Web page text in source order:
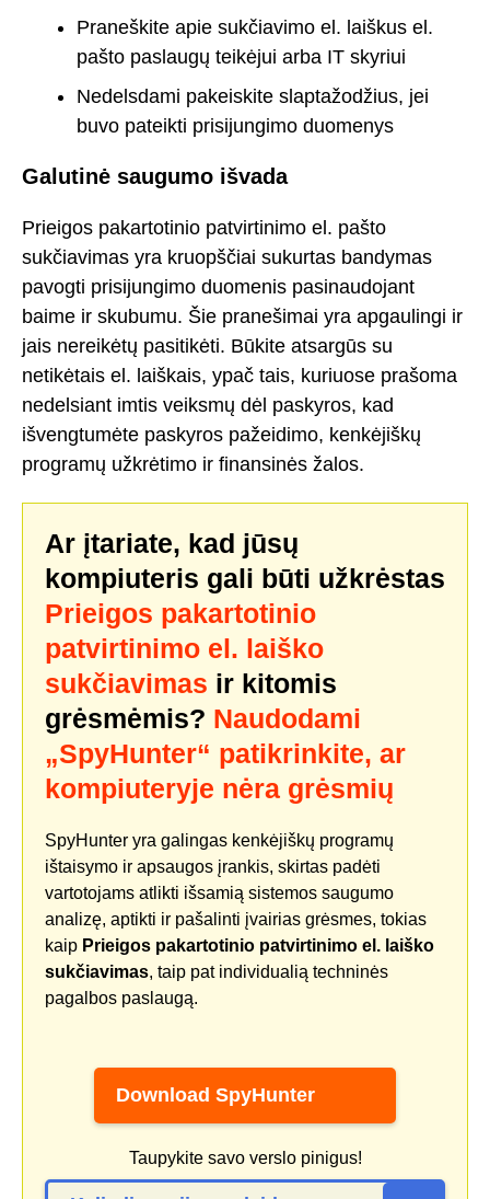
Praneškite apie sukčiavimo el. laiškus el.
pašto paslaugų teikėjui arba IT skyriui
Nedelsdami pakeiskite slaptažodžius, jei
buvo pateikti prisijungimo duomenys
Galutinė saugumo išvada
Prieigos pakartotinio patvirtinimo el. pašto
sukčiavimas yra kruopščiai sukurtas bandymas
pavogti prisijungimo duomenis pasinaudojant
baime ir skubumu. Šie pranešimai yra apgaulingi ir
jais nereikėtų pasitikėti. Būkite atsargūs su
netikėtais el. laiškais, ypač tais, kuriuose prašoma
nedelsiant imtis veiksmų dėl paskyros, kad
išvengtumėte paskyros pažeidimo, kenkėjiškų
programų užkrėtimo ir finansinės žalos.
Ar įtariate, kad jūsų
kompiuteris gali būti užkrėstas
Prieigos pakartotinio
patvirtinimo el. laiško
sukčiavimas ir kitomis
grėsmėmis? Naudodami
„SpyHunter“ patikrinkite, ar
kompiuteryje nėra grėsmių
SpyHunter yra galingas kenkėjiškų programų
ištaisymo ir apsaugos įrankis, skirtas padėti
vartotojams atlikti išsamią sistemos saugumo
analizę, aptikti ir pašalinti įvairias grėsmes, tokias
kaip Prieigos pakartotinio patvirtinimo el. laiško
sukčiavimas, taip pat individualią techninės
pagalbos paslaugą.
Download SpyHunter
Taupykite savo verslo pinigus!